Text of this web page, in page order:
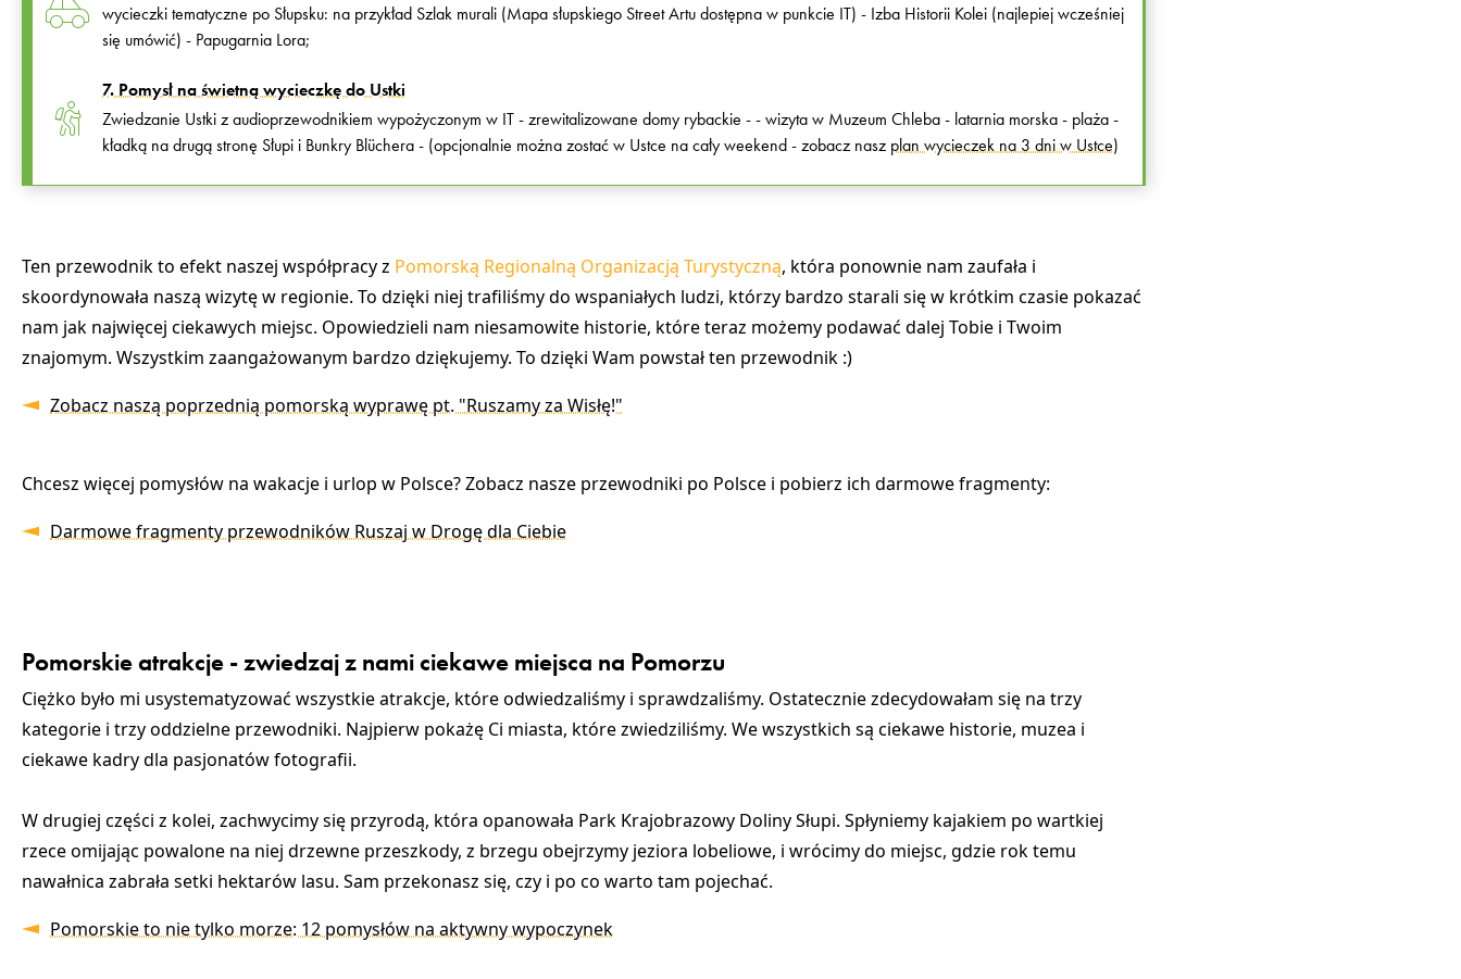
wycieczki tematyczne po Słupsku: na przykład Szlak murali (Mapa słupskiego Street Artu dostępna w punkcie IT) - Izba Historii Kolei (najlepiej wcześniej
się umówić) - Papugarnia Lora;
7. Pomysł na świetną wycieczkę do Ustki
Zwiedzanie Ustki z audioprzewodnikiem wypożyczonym w IT - zrewitalizowane domy rybackie - - wizyta w Muzeum Chleba - latarnia morska - plaża -
kładką na drugą stronę Słupi i Bunkry Blüchera - (opcjonalnie można zostać w Ustce na cały weekend - zobacz nasz plan wycieczek na 3 dni w Ustce)
Ten przewodnik to efekt naszej współpracy z Pomorską Regionalną Organizacją Turystyczną, która ponownie nam zaufała i
skoordynowała naszą wizytę w regionie. To dzięki niej trafiliśmy do wspaniałych ludzi, którzy bardzo starali się w krótkim czasie pokazać
nam jak najwięcej ciekawych miejsc. Opowiedzieli nam niesamowite historie, które teraz możemy podawać dalej Tobie i Twoim
znajomym. Wszystkim zaangażowanym bardzo dziękujemy. To dzięki Wam powstał ten przewodnik :)
Zobacz naszą poprzednią pomorską wyprawę pt. "Ruszamy za Wisłę!"
Chcesz więcej pomysłów na wakacje i urlop w Polsce? Zobacz nasze przewodniki po Polsce i pobierz ich darmowe fragmenty:
Darmowe fragmenty przewodników Ruszaj w Drogę dla Ciebie
Pomorskie atrakcje - zwiedzaj z nami ciekawe miejsca na Pomorzu
Ciężko było mi usystematyzować wszystkie atrakcje, które odwiedzaliśmy i sprawdzaliśmy. Ostatecznie zdecydowałam się na trzy
kategorie i trzy oddzielne przewodniki. Najpierw pokażę Ci miasta, które zwiedziliśmy. We wszystkich są ciekawe historie, muzea i
ciekawe kadry dla pasjonatów fotografii.
W drugiej części z kolei, zachwycimy się przyrodą, która opanowała Park Krajobrazowy Doliny Słupi. Spłyniemy kajakiem po wartkiej
rzece omijając powalone na niej drzewne przeszkody, z brzegu obejrzymy jeziora lobeliowe, i wrócimy do miejsc, gdzie rok temu
nawałnica zabrała setki hektarów lasu. Sam przekonasz się, czy i po co warto tam pojechać.
Pomorskie to nie tylko morze: 12 pomysłów na aktywny wypoczynek